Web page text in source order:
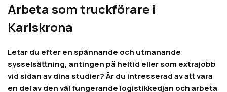
Arbeta som truckförare i
Karlskrona
Letar du efter en spännande och utmanande
sysselsättning, antingen på heltid eller som extrajobb
vid sidan av dina studier? Är du intresserad av att vara
en del av den väl fungerande logistikkedjan och arbeta